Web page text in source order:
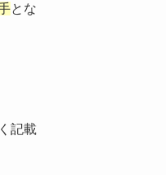
とな
記載